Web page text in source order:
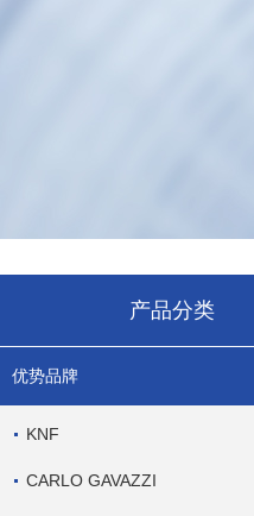
产品分类
优势品牌
KNF
CARLO GAVAZZI